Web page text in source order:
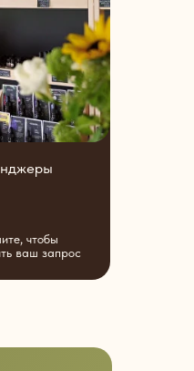
чтобы
ваш запрос